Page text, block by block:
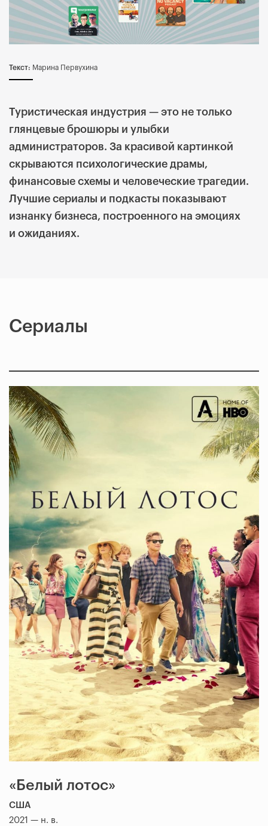
Текст: Марина Первухина
Туристическая индустрия — это не только
глянцевые брошюры и улыбки
администраторов. За красивой картинкой
скрываются психологические драмы,
финансовые схемы и человеческие трагедии.
Лучшие сериалы и подкасты показывают
изнанку бизнеса, построенного на эмоциях
и ожиданиях.
Сериалы
«Белый лотос»
США
2021 — н. в.